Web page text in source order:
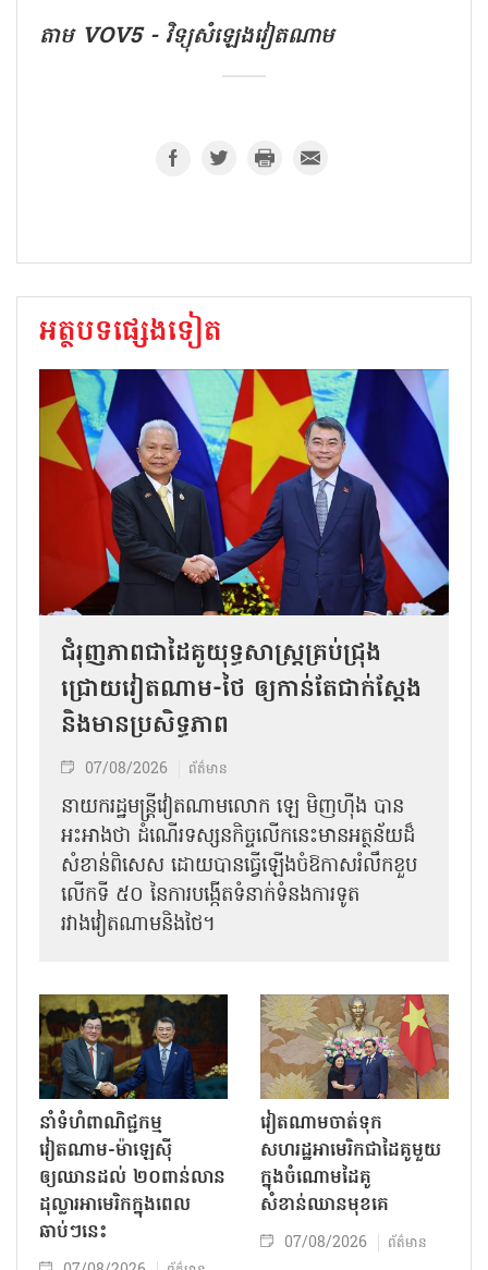
តាម VOV5 - វិទ្យុសំឡេងវៀតណាម
អត្ថបទផ្សេងទៀត
ជំរុញភាពជាដៃគូយុទ្ធសាស្ត្រគ្រប់ជ្រុង
ជ្រោយវៀតណាម-ថៃ ឲ្យកាន់តែជាក់ស្ដែង
និងមានប្រសិទ្ធភាព
07/08/2026 ព័ត៌មាន
នាយករដ្ឋមន្ត្រីវៀតណាមលោក ឡេ មិញហ៊ឹង បាន
អះអាងថា ដំណើរទស្សនកិច្ចលើកនេះមានអត្ថន័យដ៏
សំខាន់ពិសេស ដោយបានធ្វើឡើងចំឱកាសរំលឹកខួប
លើកទី ៥០ នៃការបង្កើតទំនាក់ទំនងការទូត
រវាងវៀតណាមនិងថៃ។
នាំទំហំពាណិជ្ជកម្ម
វៀតណាម-ម៉ាឡេស៊ី
ឲ្យឈានដល់ ២០ពាន់លាន
ដុល្លារអាមេរិកក្នុងពេល
ឆាប់ៗនេះ
វៀតណាមចាត់ទុក
សហរដ្ឋអាមេរិកជាដៃគូមួយ
ក្នុងចំណោមដៃគូ
សំខាន់ឈានមុខគេ
07/08/2026 ព័ត៌មាន